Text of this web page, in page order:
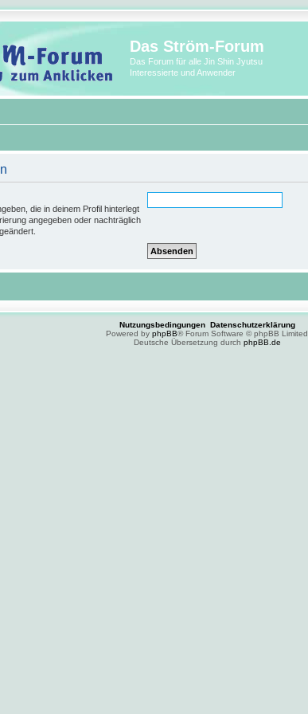
Das Ström-Forum
Das Forum für alle Jin Shin Jyutsu
Interessierte und Anwender
die in deinem Profil hinterlegt
angegeben oder nachträglich
Nutzungsbedingungen Datenschutzerklärung
Powered by phpBB® Forum Software © phpBB Limited
Deutsche Übersetzung durch phpBB.de